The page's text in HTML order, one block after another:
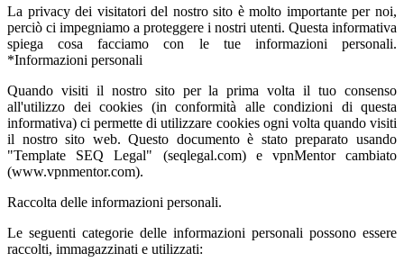
La privacy dei visitatori del nostro sito è molto importante per noi,
perciò ci impegniamo a proteggere i nostri utenti. Questa informativa
spiega cosa facciamo con le tue informazioni personali.
*Informazioni personali
Quando visiti il nostro sito per la prima volta il tuo consenso
all'utilizzo dei cookies (in conformità alle condizioni di questa
informativa) ci permette di utilizzare cookies ogni volta quando visiti
il nostro sito web. Questo documento è stato preparato usando
"Template SEQ Legal" (seqlegal.com) e vpnMentor cambiato
(www.vpnmentor.com).
Raccolta delle informazioni personali.
Le seguenti categorie delle informazioni personali possono essere
raccolti, immagazzinati e utilizzati: